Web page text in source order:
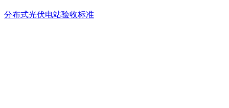
分布式光伏电站验收标准